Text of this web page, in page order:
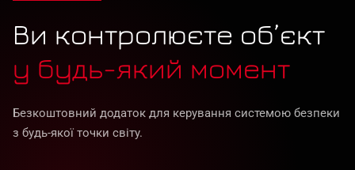
Ви контролюєте об’єкт
у будь-який момент
Безкоштовний додаток для керування системою безпеки
з будь-якої точки світу.